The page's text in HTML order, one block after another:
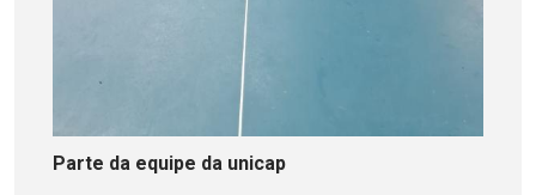
Parte da equipe da unicap